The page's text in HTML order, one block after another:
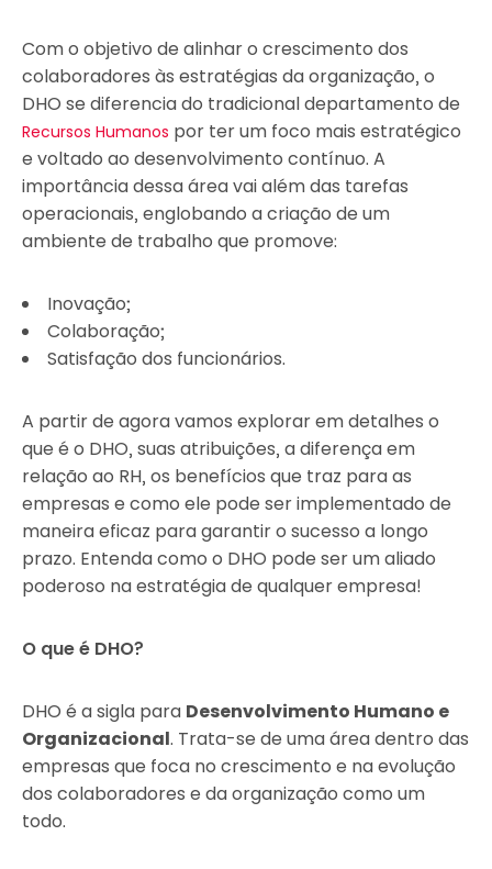
Com o objetivo de alinhar o crescimento dos
colaboradores às estratégias da organização, o
DHO se diferencia do tradicional departamento de
Recursos Humanos por ter um foco mais estratégico
e voltado ao desenvolvimento contínuo. A
importância dessa área vai além das tarefas
operacionais, englobando a criação de um
ambiente de trabalho que promove:
Inovação;
Colaboração;
Satisfação dos funcionários.
A partir de agora vamos explorar em detalhes o
que é o DHO, suas atribuições, a diferença em
relação ao RH, os benefícios que traz para as
empresas e como ele pode ser implementado de
maneira eficaz para garantir o sucesso a longo
prazo. Entenda como o DHO pode ser um aliado
poderoso na estratégia de qualquer empresa!
O que é DHO?
DHO é a sigla para Desenvolvimento Humano e
Organizacional. Trata-se de uma área dentro das
empresas que foca no crescimento e na evolução
dos colaboradores e da organização como um
todo.